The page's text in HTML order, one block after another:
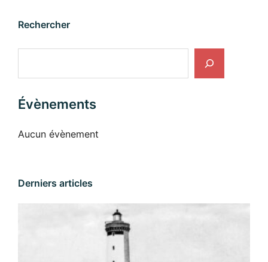
Rechercher
Évènements
Aucun évènement
Derniers articles